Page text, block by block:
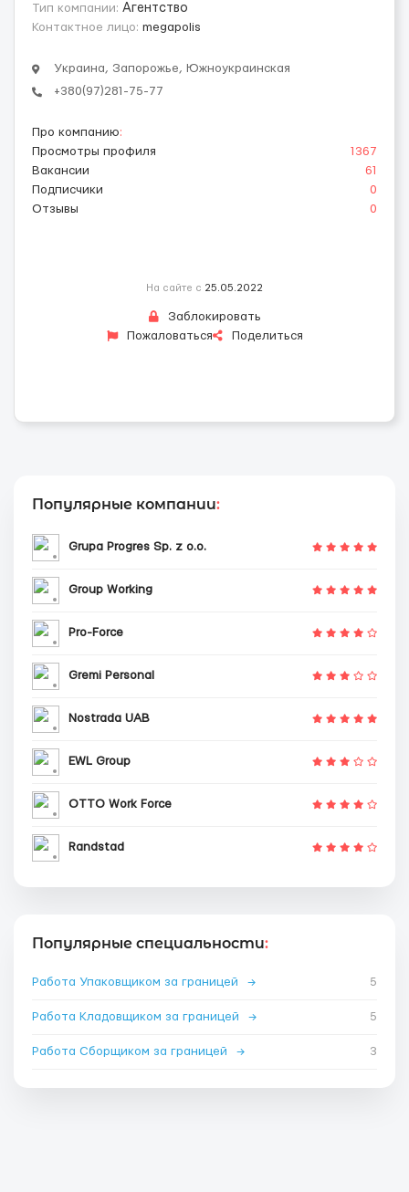
Тип компании: Агентство
Контактное лицо: megapolis
Украина, Запорожье, Южноукраинская
+380(97)281-75-77
Про компанию:
Просмотры профиля
1367
Вакансии
61
Подписчики
0
Отзывы
0
На сайте с 25.05.2022
Заблокировать
Пожаловаться
Поделиться
Популярные компании:
Grupa Progres Sp. z o.o.
Group Working
Pro-Force
Gremi Personal
Nostrada UAB
EWL Group
OTTO Work Force
Randstad
Популярные специальности:
Работа Упаковщиком за границей → 5
Работа Кладовщиком за границей → 5
Работа Сборщиком за границей → 3